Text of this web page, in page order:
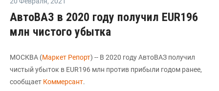
АвтоВАЗ в 2020 году получил EUR196
млн чистого убытка
МОСКВА (Маркет Репорт) -- В 2020 году АвтоВАЗ получил
чистый убыток в EUR196 млн против прибыли годом ранее,
сообщает Коммерсант.